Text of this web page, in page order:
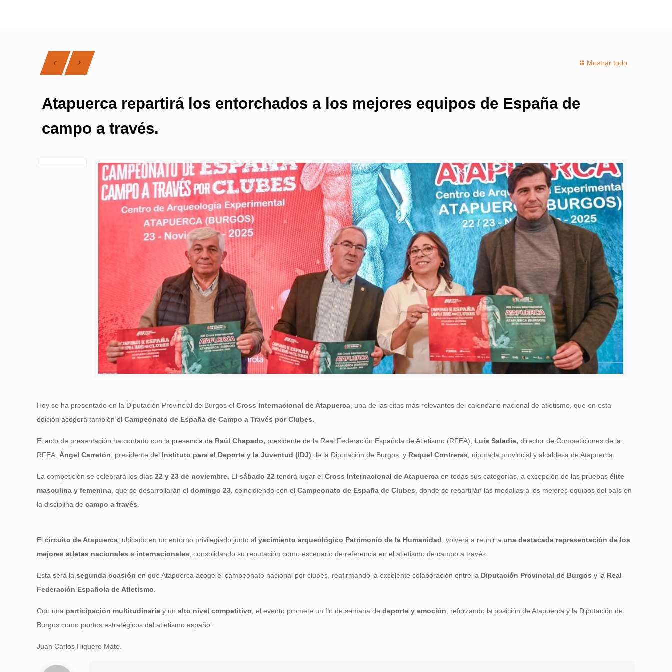
Mostrar todo
Atapuerca repartirá los entorchados a los mejores equipos de España de
campo a través.
Hoy se ha presentado en la Diputación Provincial de Burgos elCross Internacional de Atapuerca, una de las citas más relevantes del calendario nacional de atletismo, que en esta
edición acogerá también elCampeonato de España de Campo a Través por Clubes.
El acto de presentación ha contado con la presencia de Raúl Chapado, presidente de la Real Federación Española de Atletismo (RFEA); Luis Saladie,director de Competiciones de la
RFEA;Ángel Carretón, presidente del Instituto para el Deporte y la Juventud (IDJ) de la Diputación de Burgos; y Raquel Contreras, diputada provincial y alcaldesa de Atapuerca.
La competición se celebrará los días22 y 23 de noviembre. Elsábado 22 tendrá lugar elCross Internacional de Atapuercaen todas sus categorías, a excepción de las pruebasélite
masculina y femenina, que se desarrollarán eldomingo 23, coincidiendo con elCampeonato de España de Clubes, donde se repartirán las medallas a los mejores equipos del país en
la disciplina decampo a través.
Elcircuito de Atapuerca, ubicado en un entorno privilegiado junto alyacimiento arqueológico Patrimonio de la Humanidad, volverá a reunir a una destacada representación de los
mejores atletas nacionales e internacionales, consolidando su reputación como escenario de referencia en el atletismo de campo a través.
Esta será lasegunda ocasión en que Atapuerca acoge el campeonato nacional por clubes, reafirmando la excelente colaboración entre la Diputación Provincial de Burgos y la Real
Federación Española de Atletismo.
Con una participación multitudinaria y unalto nivel competitivo, el evento promete un fin de semana dedeporte y emoción, reforzando la posición de Atapuerca y la Diputación de
Burgos como puntos estratégicos del atletismo español.
Juan Carlos Higuero Mate.